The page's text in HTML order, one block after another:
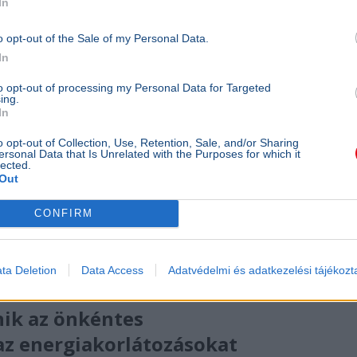
opt-out of the Sale of my Personal Data.
opt-out of processing my Personal Data for Targeted
opt-out of Collection, Use, Retention, Sale, and/or Sharing
Data that Is Unrelated with the Purposes for which it
CONFIRM
Deletion Data Access Adatvédelmi és adatkezelési
vesztegetési ügyét, a korábbi külügyminiszter akár
hivatkozott Hadházy a MOHU
kapcsán, de Gajdos László miniszter
az önkéntes
energiakorlátozásokat